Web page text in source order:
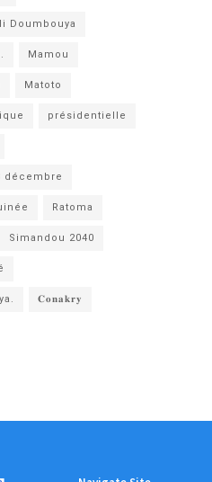
Doumbouya
Mamou
Matoto
présidentielle
décembre
Ratoma
Simandou 2040
𝐂𝐨𝐧𝐚𝐤𝐫𝐲